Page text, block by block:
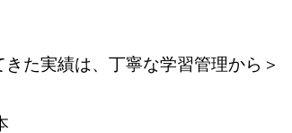
た実績は、丁寧な学習管理から＞